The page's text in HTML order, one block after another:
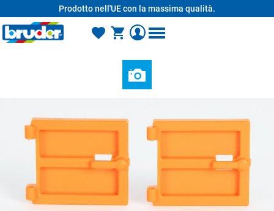
Prodotto nell'UE con la massima qualità.